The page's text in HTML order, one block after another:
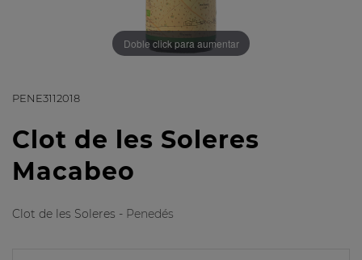
Doble click para aumentar
PENE3112018
Clot de les Soleres
Macabeo
Clot de les Soleres - Penedés